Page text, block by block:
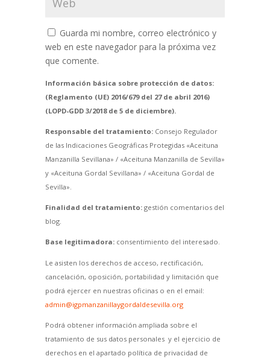
Guarda mi nombre, correo electrónico y
web en este navegador para la próxima vez
que comente.
Información básica sobre protección de datos:
(Reglamento (UE) 2016/679 del 27 de abril 2016)
(LOPD-GDD 3/2018 de 5 de diciembre).
Responsable del tratamiento:Consejo Regulador
de las Indicaciones Geográficas Protegidas «Aceituna
Manzanilla Sevillana» / «Aceituna Manzanilla de Sevilla»
y «Aceituna Gordal Sevillana» / «Aceituna Gordal de
Sevilla».
Finalidad del tratamiento:gestión comentarios del
blog.
Base legitimadora:consentimiento del interesado.
Le asisten los derechos de acceso, rectificación,
cancelación, oposición, portabilidad y limitación que
podrá ejercer en nuestras oficinas o en el email:
admin@igpmanzanillaygordaldesevilla.org
Podrá obtener información ampliada sobre el
tratamiento de sus datos personales y el ejercicio de
derechos en el apartado política de privacidad de